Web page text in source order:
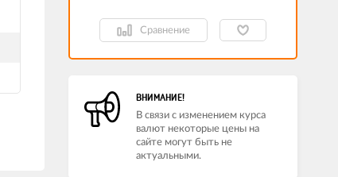
Сравнение
ВНИМАНИЕ!
В связи с изменением курса
валют некоторые цены на
сайте могут быть не
актуальными.